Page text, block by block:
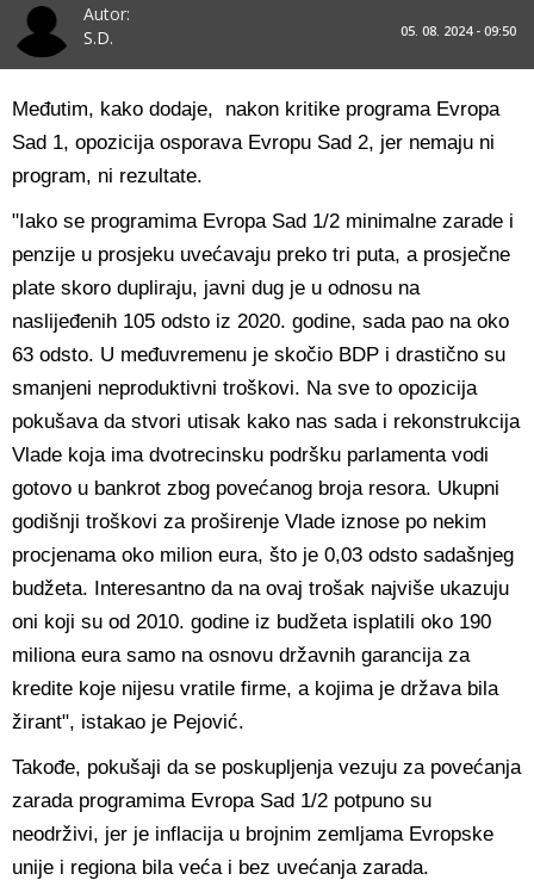
Autor:
S.D.
05. 08. 2024 - 09:50
Međutim, kako dodaje, nakon kritike programa Evropa
Sad 1, opozicija osporava Evropu Sad 2, jer nemaju ni
program, ni rezultate.
"Iako se programima Evropa Sad 1/2 minimalne zarade i
penzije u prosjeku uvećavaju preko tri puta, a prosječne
plate skoro dupliraju, javni dug je u odnosu na
naslijeđenih 105 odsto iz 2020. godine, sada pao na oko
63 odsto. U međuvremenu je skočio BDP i drastično su
smanjeni neproduktivni troškovi. Na sve to opozicija
pokušava da stvori utisak kako nas sada i rekonstrukcija
Vlade koja ima dvotrecinsku podršku parlamenta vodi
gotovo u bankrot zbog povećanog broja resora. Ukupni
godišnji troškovi za proširenje Vlade iznose po nekim
procjenama oko milion eura, što je 0,03 odsto sadašnjeg
budžeta. Interesantno da na ovaj trošak najviše ukazuju
oni koji su od 2010. godine iz budžeta isplatili oko 190
miliona eura samo na osnovu državnih garancija za
kredite koje nijesu vratile firme, a kojima je država bila
žirant", istakao je Pejović.
Takođe, pokušaji da se poskupljenja vezuju za povećanja
zarada programima Evropa Sad 1/2 potpuno su
neodrživi, jer je inflacija u brojnim zemljama Evropske
unije i regiona bila veća i bez uvećanja zarada.